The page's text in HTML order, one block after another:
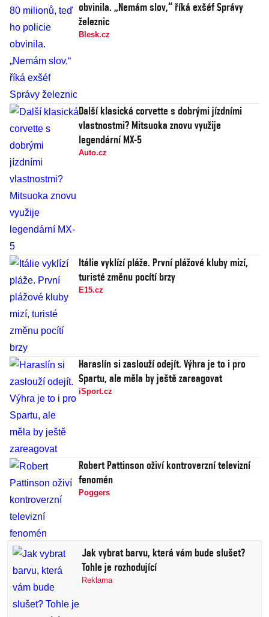
obvinila. „Nemám slov,“ říká exšéf Správy
železnic
Blesk.cz
Další klasická corvette s dobrými jízdními
vlastnostmi? Mitsuoka znovu využije
legendární MX-5
Auto.cz
Itálie vyklízí pláže. První plážové kluby mizí,
turisté změnu pocítí brzy
E15.cz
Haraslín si zaslouží odejít. Výhra je to i pro
Spartu, ale měla by ještě zareagovat
iSport.cz
Robert Pattinson oživí kontroverzní televizní
fenomén
Poggers
Jak vybrat barvu, která vám bude slušet?
Tohle je rozhodující
Reklama